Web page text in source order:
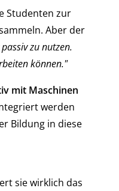
Studenten zur
Aber der
zu nutzen.
können."
mit Maschinen
werden
Bildung in diese
sie wirklich das